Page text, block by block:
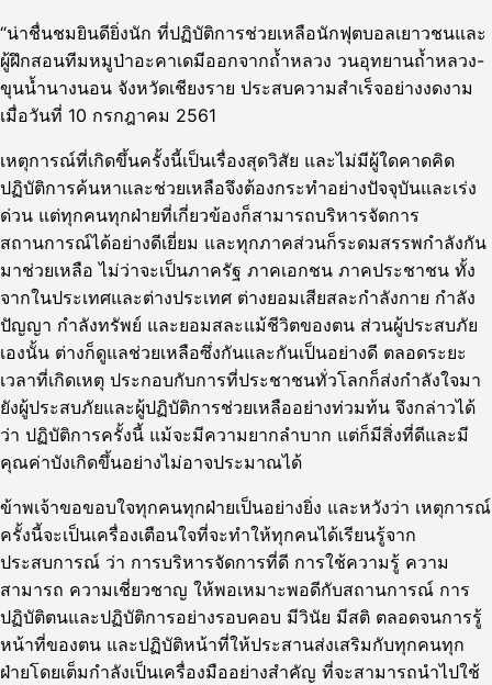
“น่าชื่นชมยินดียิ่งนัก ที่ปฏิบัติการช่วยเหลือนักฟุตบอลเยาวชนและ
ผู้ฝึกสอนทีมหมูป่าอะคาเดมีออกจากถ้ำหลวง วนอุทยานถ้ำหลวง-
ขุนน้ำนางนอน จังหวัดเชียงราย ประสบความสำเร็จอย่างงดงาม
เมื่อวันที่ 10 กรกฎาคม 2561
เหตุการณ์ที่เกิดขึ้นครั้งนี้เป็นเรื่องสุดวิสัย และไม่มีผู้ใดคาดคิด
ปฏิบัติการค้นหาและช่วยเหลือจึงต้องกระทำอย่างปัจจุบันและเร่ง
ด่วน แต่ทุกคนทุกฝ่ายที่เกี่ยวข้องก็สามารถบริหารจัดการ
สถานการณ์ได้อย่างดีเยี่ยม และทุกภาคส่วนก็ระดมสรรพกำลังกัน
มาช่วยเหลือ ไม่ว่าจะเป็นภาครัฐ ภาคเอกชน ภาคประชาชน ทั้ง
จากในประเทศและต่างประเทศ ต่างยอมเสียสละกำลังกาย กำลัง
ปัญญา กำลังทรัพย์ และยอมสละแม้ชีวิตของตน ส่วนผู้ประสบภัย
เองนั้น ต่างก็ดูแลช่วยเหลือซึ่งกันและกันเป็นอย่างดี ตลอดระยะ
เวลาที่เกิดเหตุ ประกอบกับการที่ประชาชนทั่วโลกก็ส่งกำลังใจมา
ยังผู้ประสบภัยและผู้ปฏิบัติการช่วยเหลืออย่างท่วมท้น จึงกล่าวได้
ว่า ปฏิบัติการครั้งนี้ แม้จะมีความยากลำบาก แต่ก็มีสิ่งที่ดีและมี
คุณค่าบังเกิดขึ้นอย่างไม่อาจประมาณได้
ข้าพเจ้าขอขอบใจทุกคนทุกฝ่ายเป็นอย่างยิ่ง และหวังว่า เหตุการณ์
ครั้งนี้จะเป็นเครื่องเตือนใจที่จะทำให้ทุกคนได้เรียนรู้จาก
ประสบการณ์ ว่า การบริหารจัดการที่ดี การใช้ความรู้ ความ
สามารถ ความเชี่ยวชาญ ให้พอเหมาะพอดีกับสถานการณ์ การ
ปฏิบัติตนและปฏิบัติการอย่างรอบคอบ มีวินัย มีสติ ตลอดจนการรู้
หน้าที่ของตน และปฏิบัติหน้าที่ให้ประสานส่งเสริมกับทุกคนทุก
ฝ่ายโดยเต็มกำลังเป็นเครื่องมืออย่างสำคัญ ที่จะสามารถนำไปใช้